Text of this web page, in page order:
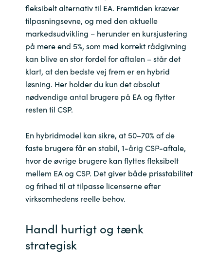
Norway
Oman
Philippines
Qatar
Romania
Serbia
Singapore
fleksibelt alternativ til EA. Fremtiden kræver
tilpasningsevne, og med den aktuelle
markedsudvikling – herunder en kursjustering
på mere end 5%, som med korrekt rådgivning
kan blive en stor fordel for aftalen – står det
klart, at den bedste vej frem er en hybrid
løsning. Her holder du kun det absolut
nødvendige antal brugere på EA og flytter
resten til CSP.
En hybridmodel kan sikre, at 50–70% af de
faste brugere får en stabil, 1-årig CSP-aftale,
hvor de øvrige brugere kan flyttes fleksibelt
mellem EA og CSP. Det giver både prisstabilitet
og frihed til at tilpasse licenserne efter
virksomhedens reelle behov.
Handl hurtigt og tænk
strategisk